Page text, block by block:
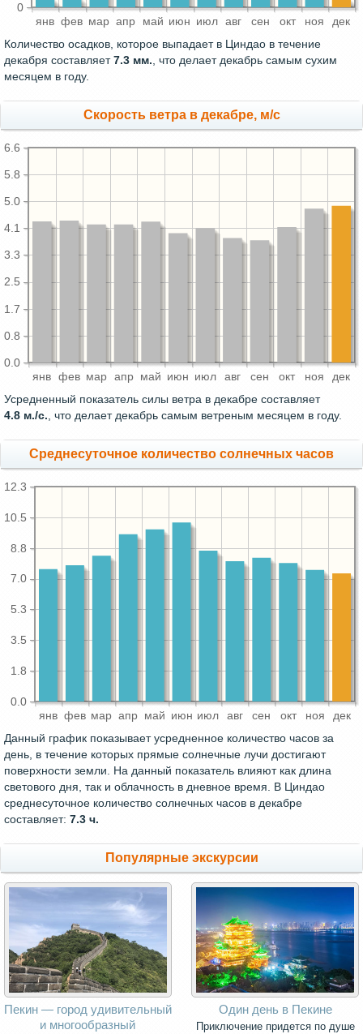
янв фев мар апр май июн июл авг сен окт ноя дек
0
Количество осадков, которое выпадает в Циндао в течение
декабря составляет7.3 мм., что делает декабрь самым сухим
месяцем в году.
Скорость ветра в декабре, м/с
янв фев мар апр май июн июл авг сен окт ноя дек
0.0
0.8
1.7
2.5
3.3
4.1
5.0
5.8
6.6
Усредненный показатель силы ветра в декабре составляет
4.8 м./с., что делает декабрь самым ветреным месяцем в году.
Среднесуточное количество солнечных часов
янв фев мар апр май июн июл авг сен окт ноя дек
0.0
1.8
3.5
5.3
7.0
8.8
10.5
12.3
Данный график показывает усредненное количество часов за
день, в течение которых прямые солнечные лучи достигают
поверхности земли. На данный показатель влияют как длина
светового дня, так и облачность в дневное время. В Циндао
среднесуточное количество солнечных часов в декабре
составляет: 7.3 ч.
Популярные экскурсии
Пекин — город удивительный
и многообразный
Один день в Пекине
Приключение придется по душе